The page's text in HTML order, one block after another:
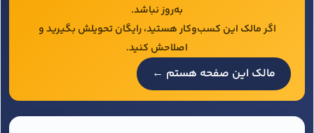
به‌روز نباشد.
اگر مالک این کسب‌وکار هستید، رایگان تحویلش بگیرید و
اصلاحش کنید.
مالک این صفحه هستم ←